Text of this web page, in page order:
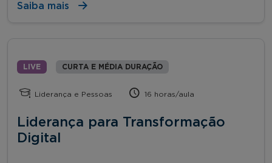
Saiba mais
LIVE CURTA E MÉDIA DURAÇÃO
Liderança e Pessoas 16 horas/aula
Liderança para Transformação
Digital